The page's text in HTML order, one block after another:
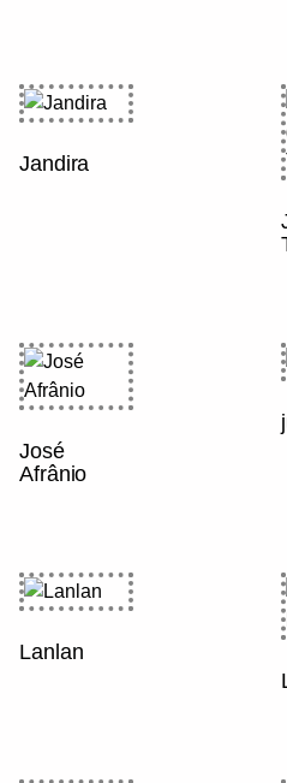
Jandira
José
Afrânio
Lanlan